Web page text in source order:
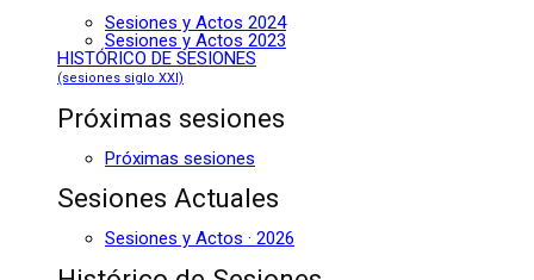
Sesiones y Actos 2024
Sesiones y Actos 2023
HISTÓRICO DE SESIONES
(sesiones siglo XXI)
Próximas sesiones
Próximas sesiones
Sesiones Actuales
Sesiones y Actos · 2026